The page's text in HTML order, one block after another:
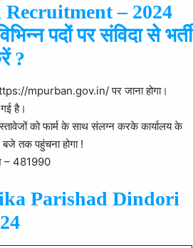
– 2024
पदों पर संविदा से भर्ती
?
mpurban.gov.in/ पर जाना होगा।
है।
को फार्म के साथ संलग्न करके कार्यालय के
बजे तक पहुंचना होगा !
– 481990
Parishad Dindori